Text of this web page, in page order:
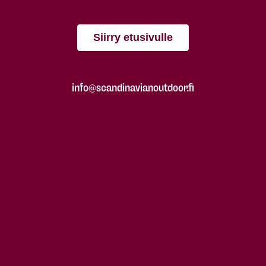
Siirry etusivulle
info@scandinavianoutdoor.fi